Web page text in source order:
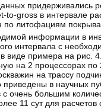
придерживались
to-gross в интервале
по литофациям
информации в
интервала с
виде примера на
на 2 процессорах
на трассу
в научных
очень большим
11 сут для